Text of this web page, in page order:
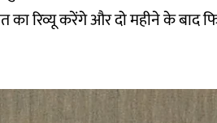
का रिव्यू करेंगे और दो महीने के